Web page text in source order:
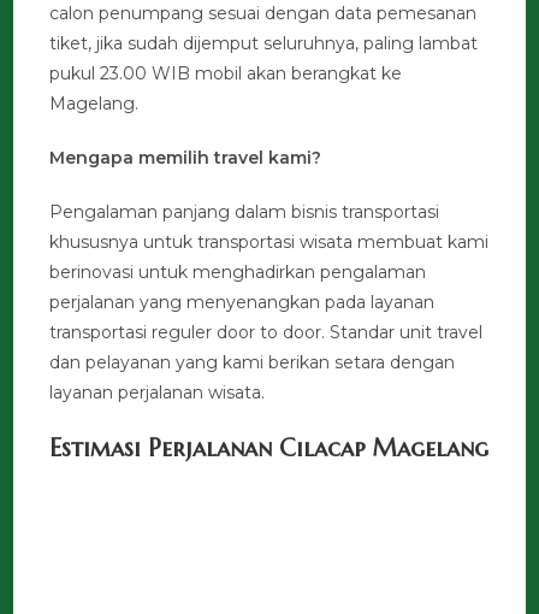
calon penumpang sesuai dengan data pemesanan
tiket, jika sudah dijemput seluruhnya, paling lambat
pukul 23.00 WIB mobil akan berangkat ke
Magelang.
Mengapa memilih travel kami?
Pengalaman panjang dalam bisnis transportasi
khususnya untuk transportasi wisata membuat kami
berinovasi untuk menghadirkan pengalaman
perjalanan yang menyenangkan pada layanan
transportasi reguler door to door. Standar unit travel
dan pelayanan yang kami berikan setara dengan
layanan perjalanan wisata.
Estimasi Perjalanan Cilacap Magelang